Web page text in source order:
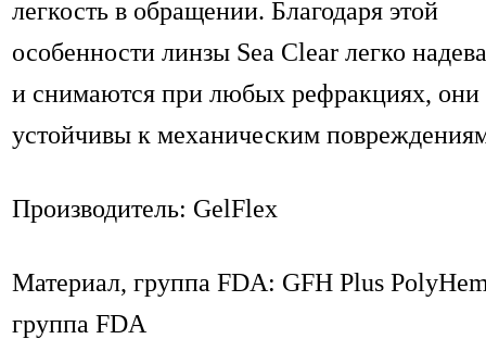
легкость в обращении. Благодаря этой
особенности линзы Sea Clear легко
и снимаются при любых рефракциях, они
устойчивы к механическим
Производитель: GelFlex
Материал, группа FDA: GFH Plus
группа FDA